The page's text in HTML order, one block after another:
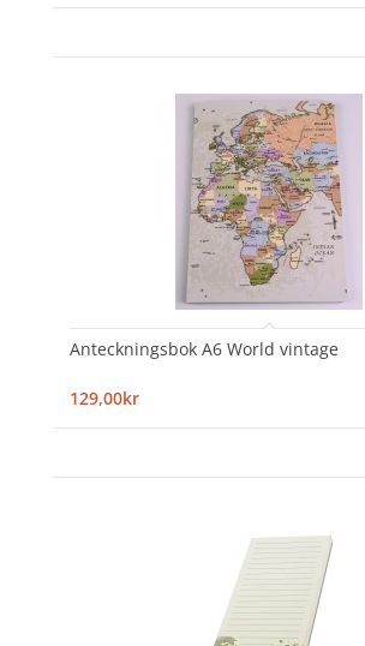
Anteckningsbok A6 World vintage
129,00kr